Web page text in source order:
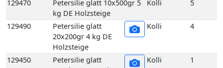
129450
Petersilie glatt
Bund 400gr 1 Bd DE
Kolli 1
129510
Petersilie Krause 2,5 kg DE
GP H-grün
Kolli 2
129500
Petersilie Krause 5 kg DE
GP H-grün
Kolli 5